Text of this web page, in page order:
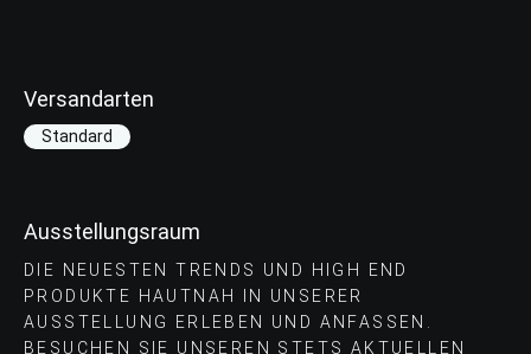
Versandarten
Standard
Ausstellungsraum
DIE NEUESTEN TRENDS UND HIGH END
PRODUKTE HAUTNAH IN UNSERER
AUSSTELLUNG ERLEBEN UND ANFASSEN.
BESUCHEN SIE UNSEREN STETS AKTUELLEN